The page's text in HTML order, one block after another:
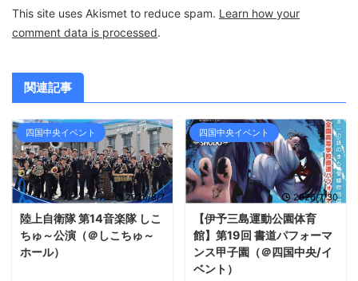
This site uses Akismet to reduce spam. Learn how your
comment data is processed.
関連記事
四国中央イベント
2026/8/7
陸上自衛隊 第14音楽隊 しこ
ちゅ～公演（＠しこちゅ～
ホール）
四国中央イベント
2026/7/30
【伊予三島運動公園体育
館】第19回 書道パフォーマ
ンス甲子園（＠四国中央/イ
ベント）